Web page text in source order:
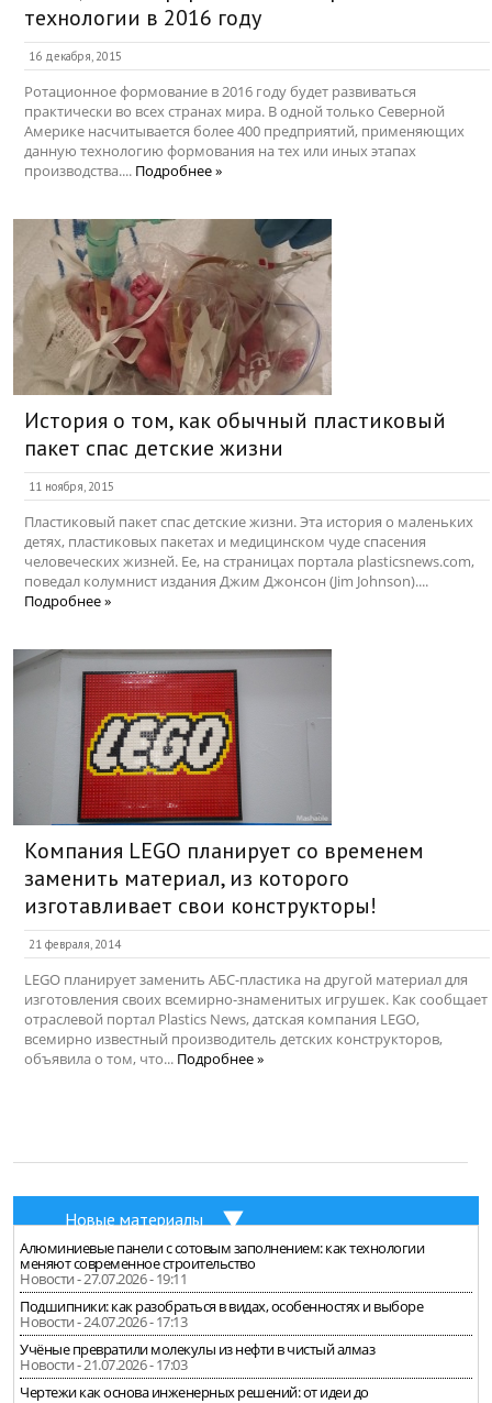
технологии в 2016 году
16 декабря, 2015
Ротационное формование в 2016 году будет развиваться
практически во всех странах мира. В одной только Северной
Америке насчитывается более 400 предприятий, применяющих
данную технологию формования на тех или иных этапах
производства.... Подробнее »
История о том, как обычный пластиковый
пакет спас детские жизни
11 ноября, 2015
Пластиковый пакет спас детские жизни. Эта история о маленьких
детях, пластиковых пакетах и медицинском чуде спасения
человеческих жизней. Ее, на страницах портала plasticsnews.com,
поведал колумнист издания Джим Джонсон (Jim Johnson)....
Подробнее »
Компания LEGO планирует со временем
заменить материал, из которого
изготавливает свои конструкторы!
21 февраля, 2014
LEGO планирует заменить АБС-пластика на другой материал для
изготовления своих всемирно-знаменитых игрушек. Как сообщает
отраслевой портал Plastics News, датская компания LEGO,
всемирно известный производитель детских конструкторов,
объявила о том, что... Подробнее »
Новые материалы
Алюминиевые панели с сотовым заполнением: как технологии
меняют современное строительство
Новости - 27.07.2026 - 19:11
Подшипники: как разобраться в видах, особенностях и выборе
Новости - 24.07.2026 - 17:13
Учёные превратили молекулы из нефти в чистый алмаз
Новости - 21.07.2026 - 17:03
Чертежи как основа инженерных решений: от идеи до